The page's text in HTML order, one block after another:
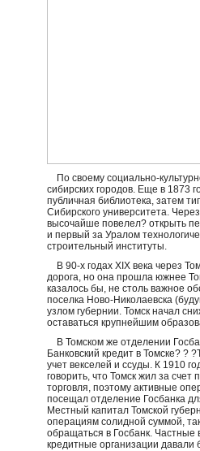
По своему социально-
сибирских городов. Еще в 1873
публичная библиотека, затем
Сибирского университета.
высочайше повелел? открыть
и первый за Уралом
строительный институты.
В 90-х годах XIX века через
дорога, но она прошла южнее
казалось бы, не столь важное
поселка Ново-Николаевска
узлом губернии. Томск начал
оставаться крупнейшим
В Томском же отделении
Банковский кредит в Томске?
учет векселей и ссуды. К 1910
говорить, что Томск жил за
торговля, поэтому активные
посещал отделение Госбанка
Местный капитал Томской
операциям солидной суммой,
обращаться в Госбанк. Частные
кредитные организации